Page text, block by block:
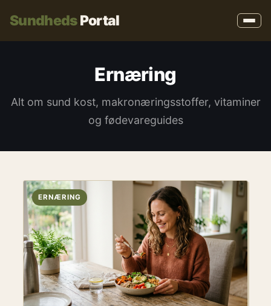
SundhedsPortal
Ernæring
Alt om sund kost, makronæringsstoffer, vitaminer
og fødevareguides
ERNÆRING